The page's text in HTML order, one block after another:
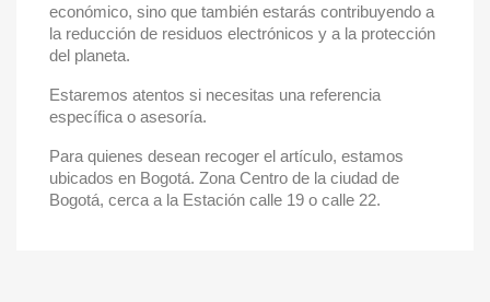
económico, sino que también estarás contribuyendo a
la reducción de residuos electrónicos y a la protección
del planeta.
Estaremos atentos si necesitas una referencia
específica o asesoría.
Para quienes desean recoger el artículo, estamos
ubicados en Bogotá. Zona Centro de la ciudad de
Bogotá, cerca a la Estación calle 19 o calle 22.